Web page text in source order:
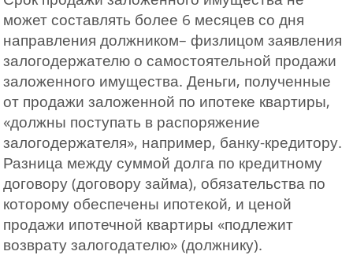
может составлять более 6 месяцев со дня
направления должником– физлицом заявления
залогодержателю о самостоятельной продажи
заложенного имущества. Деньги, полученные
от продажи заложенной по ипотеке квартиры,
«должны поступать в распоряжение
залогодержателя», например, банку-кредитору.
Разница между суммой долга по кредитному
договору (договору займа), обязательства по
которому обеспечены ипотекой, и ценой
продажи ипотечной квартиры «подлежит
возврату залогодателю» (должнику).